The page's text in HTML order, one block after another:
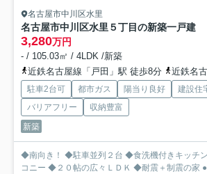
名古屋市中川区水里
名古屋市中川区水里５丁目の新築一戸建
3,280万円
- / 105.03㎡ / 4LDK /新築
近鉄名古屋線「戸田」駅 徒歩8分
近鉄名古屋
駐車2台可 都市ガス 陽当り良好
建設住
バリアフリー
収納豊富
新築
◆南向き！ ◆駐車並列２台 ◆食洗機付きキッチ
コニー ◆２０